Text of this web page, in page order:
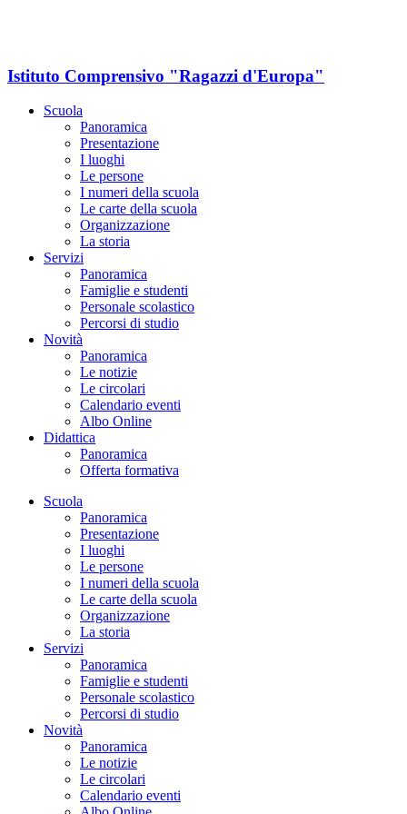
Istituto Comprensivo "Ragazzi d'Europa"
Scuola
Panoramica
Presentazione
I luoghi
Le persone
I numeri della scuola
Le carte della scuola
Organizzazione
La storia
Servizi
Panoramica
Famiglie e studenti
Personale scolastico
Percorsi di studio
Novità
Panoramica
Le notizie
Le circolari
Calendario eventi
Albo Online
Didattica
Panoramica
Offerta formativa
Scuola
Panoramica
Presentazione
I luoghi
Le persone
I numeri della scuola
Le carte della scuola
Organizzazione
La storia
Servizi
Panoramica
Famiglie e studenti
Personale scolastico
Percorsi di studio
Novità
Panoramica
Le notizie
Le circolari
Calendario eventi